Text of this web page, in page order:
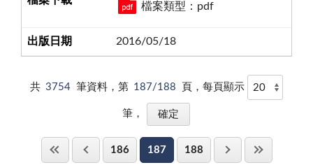
檔案類型：pdf
2016/05/18
共 3754 筆資料，第 187/188 頁，每頁顯示
筆，
186 187 188